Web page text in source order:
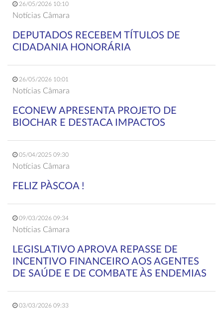
26/05/2026 10:10
Notícias Câmara
DEPUTADOS RECEBEM TÍTULOS DE
CIDADANIA HONORÁRIA
26/05/2026 10:01
Notícias Câmara
ECONEW APRESENTA PROJETO DE
BIOCHAR E DESTACA IMPACTOS
05/04/2025 09:30
Notícias Câmara
FELIZ PÀSCOA !
09/03/2026 09:34
Notícias Câmara
LEGISLATIVO APROVA REPASSE DE
INCENTIVO FINANCEIRO AOS AGENTES
DE SAÚDE E DE COMBATE ÀS ENDEMIAS
03/03/2026 09:33